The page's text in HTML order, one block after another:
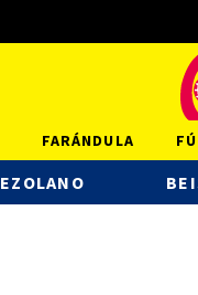
FARÁNDULA